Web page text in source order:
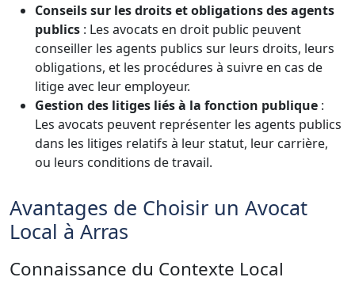
Conseils sur les droits et obligations des agents
publics : Les avocats en droit public peuvent
conseiller les agents publics sur leurs droits, leurs
obligations, et les procédures à suivre en cas de
litige avec leur employeur.
Gestion des litiges liés à la fonction publique :
Les avocats peuvent représenter les agents publics
dans les litiges relatifs à leur statut, leur carrière,
ou leurs conditions de travail.
Avantages de Choisir un Avocat
Local à Arras
Connaissance du Contexte Local